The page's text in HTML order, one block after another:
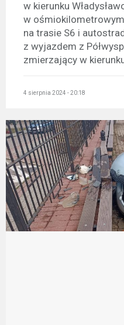
w kierunku
w
na trasie S6 i
z wyjazdem z
zmierzający w kierunku
4 sierpnia 2024 - 20:18